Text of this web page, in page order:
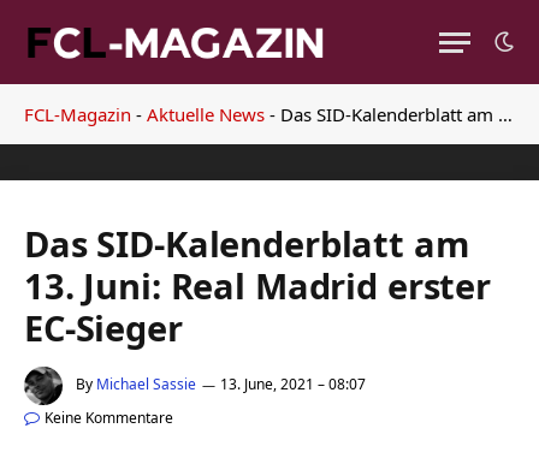
FCL-Magazin - Aktuelle News - Das SID-Kalenderblatt am 13. Juni: Real Madrid erster EC-Sieger
Das SID-Kalenderblatt am
13. Juni: Real Madrid erster
EC-Sieger
By Michael Sassie
13. June, 2021 – 08:07
Keine Kommentare